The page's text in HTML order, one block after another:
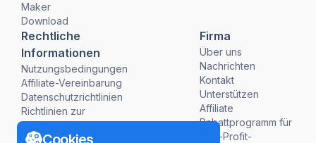
Maker
Download
Rechtliche
Informationen
Nutzungsbedingungen
Affiliate-Vereinbarung
Datenschutzrichtlinien
Richtlinien zur
Rückerstattung
Firma
Über uns
Nachrichten
Kontakt
Unterstützen
Affiliate
Rabattprogramm für
Non-Profit-
Cookies